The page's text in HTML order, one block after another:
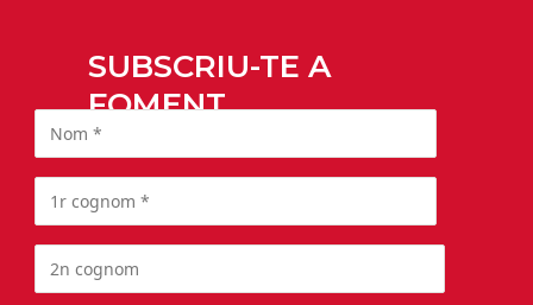
SUBSCRIU-TE A
FOMENT